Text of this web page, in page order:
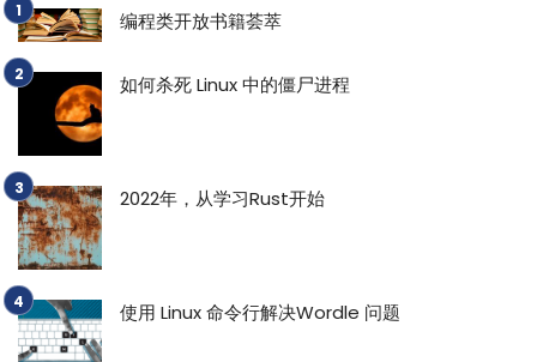
编程类开放书籍荟萃
如何杀死 Linux 中的僵尸进程
2022年，从学习Rust开始
使用 Linux 命令行解决Wordle 问题